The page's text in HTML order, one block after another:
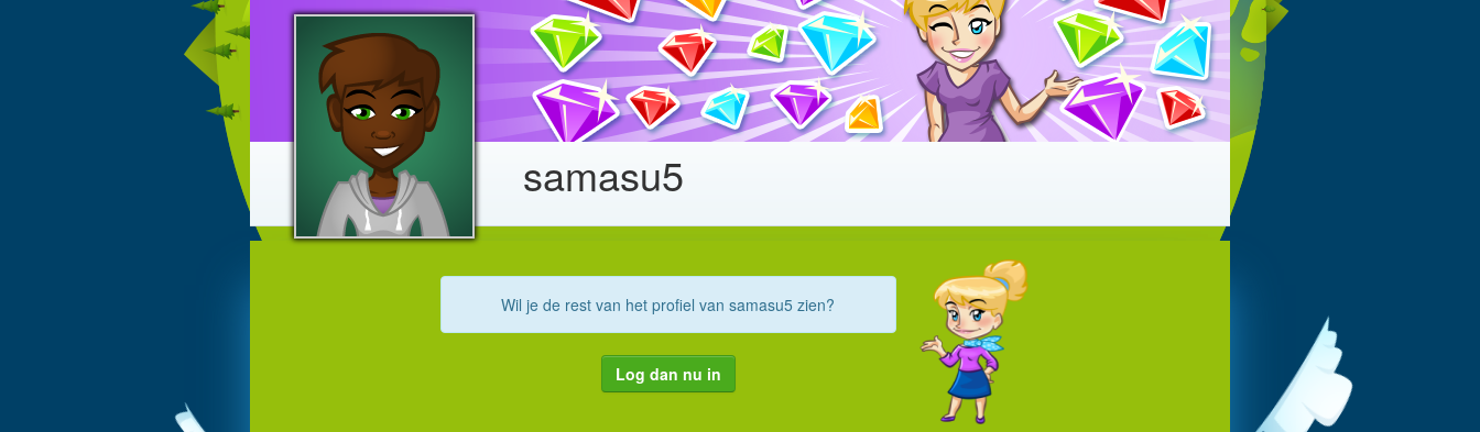
samasu5
Wil je de rest van het profiel van samasu5 zien?
Log dan nu in